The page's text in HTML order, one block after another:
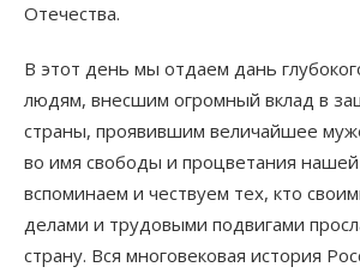
Отечества.
В этот день мы отдаем дань
людям, внесшим огромный вклад в
страны, проявившим величайшее
во имя свободы и процветания
вспоминаем и чествуем тех, кто
делами и трудовыми подвигами
страну. Вся многовековая история